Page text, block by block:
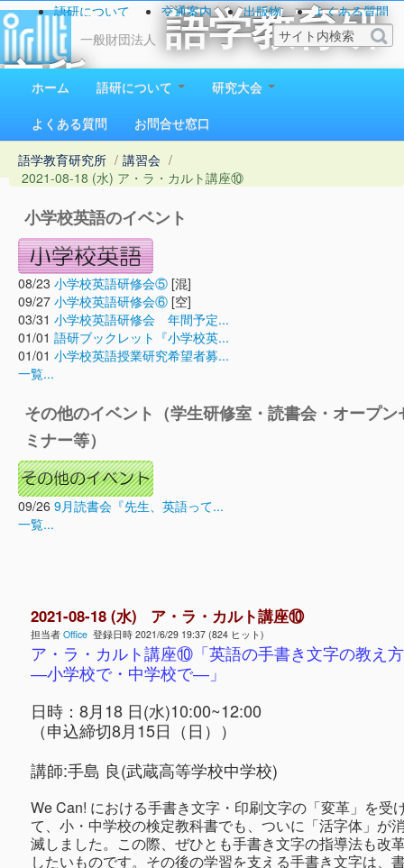
一般財団法人
語学教育研
究所
1923（大正12）年創立
語研について 交通案内 出版物
よくある質問
お問い合わせ
ホーム 語研について
研究大会
よくある質問
お問合せ窓口
語学教育研究所 / 講習会 /
2021-08-18 (水) ア・ラ・カルト講座⑩
小学校英語のイベント
08/23 小学校英語研修会⑤ [混]
09/27 小学校英語研修会⑥ [空]
03/31 小学校英語研修会 年間予定...
01/01 語研ブックレット『小学校英...
01/01 小学校英語授業研究希望者募...
一覧...
その他のイベント（学生研修室・読書会・オープン
ミナー等）
09/26 9月読書会『先生、英語って...
一覧...
2021-08-18 (水) ア・ラ・カルト講座⑩
担当者 Office 登録日時 2021/6/29 19:37 (824 ヒット)
ア・ラ・カルト講座⑩「英語の手書き文字の教え方
―小学校で・中学校で―」
日時：8月18 日(水)10:00~12:00
（申込締切8月15日（日））
講師:手島 良(武蔵高等学校中学校)
We Can! における手書き文字・印刷文字の「変革」を受
て、小・中学校の検定教科書でも、ついに「活字体」が
滅しました。この際、ぜひとも手書き文字の指導法も改
したいものです。その後の学習を支える手書き文字は、